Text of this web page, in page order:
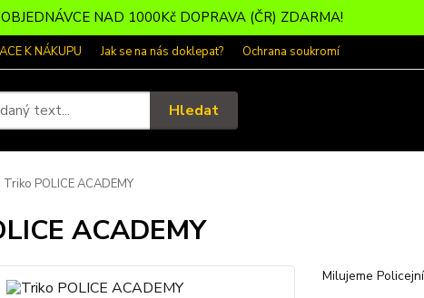
NAD 1000Kč DOPRAVA (ČR) ZDARMA!
K NÁKUPU Jak se na nás doklepat? Ochrana soukromí
Hledat
Triko POLICE ACADEMY
ACADEMY
Milujeme